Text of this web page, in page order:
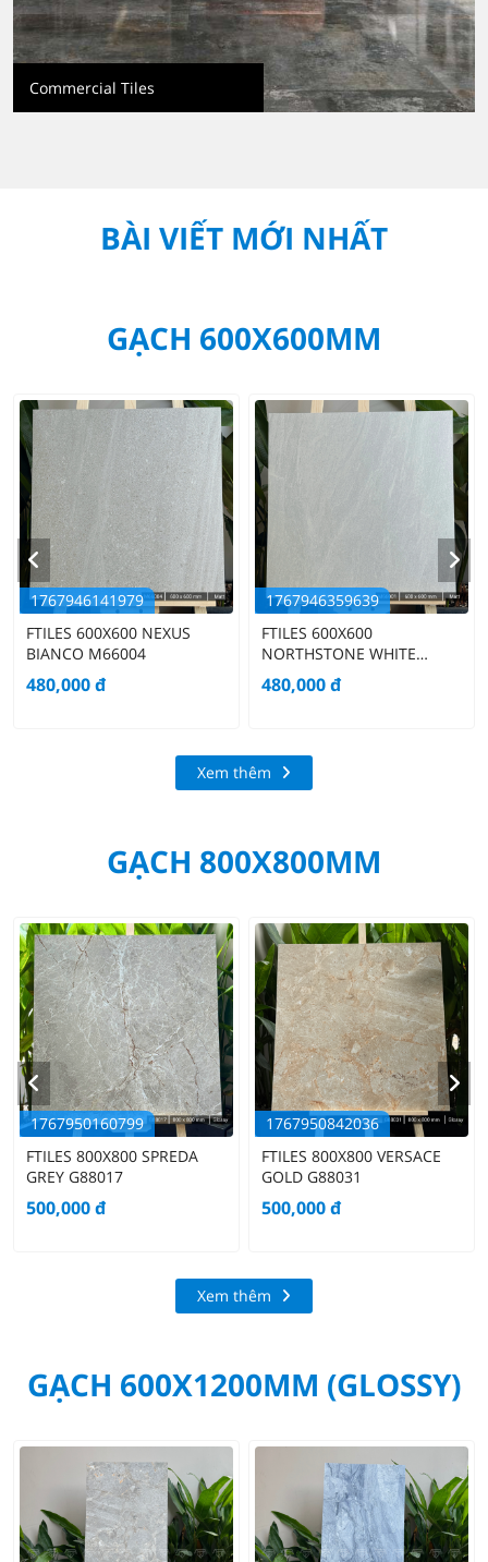
Commercial Tiles
BÀI VIẾT MỚI NHẤT
GẠCH 600X600MM
1767946141979
FTILES 600X600 NEXUS
BIANCO M66004
480,000đ
1767946359639
FTILES 600X600
NORTHSTONE WHITE
M66001
480,000đ
Xem thêm
GẠCH 800X800MM
1767950160799
FTILES 800X800 SPREDA
GREY G88017
500,000đ
1767950842036
FTILES 800X800 VERSACE
GOLD G88031
500,000đ
Xem thêm
GẠCH 600X1200MM (GLOSSY)